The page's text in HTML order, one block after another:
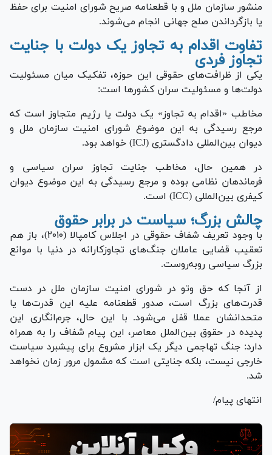
منشور سازمان ملل و با قطعنامه صریح شورای امنیت برای حفظ
یا بازگرداندن صلح جهانی انجام می‌شوند.
تفاوت اقدام به تجاوز یک دولت با جنایت
تجاوز فردی
یکی از ظرافت‌های حقوقی این حوزه، تفکیک میان مسئولیت
دولت‌ها و مسئولیت سران کشور‌ها است:
مخاطب «اقدام به تجاوز» یک دولت یا رژیم متجاوز است که
مرجع رسیدگی به این موضوع شورای امنیت سازمان ملل و
دیوان بین‌المللی دادگستری (ICJ) خواهد بود.
در همین حال، مخاطب جنایت تجاوز سران سیاسی و
فرماندهان نظامی بوده و مرجع رسیدگی به این موضوع دیوان
کیفری بین‌المللی (ICC) است.
چالش بزرگ؛ سیاست در برابر حقوق
با وجود تعریف شفاف حقوقی در اجلاس کامپالا (۲۰۱۰)، باز هم
تعقیب قضایی عاملان جنگ‌های تجاوزکارانه در دنیا با موانع
بزرگ سیاسی روبه‌روست.
از آنجا که حق وتو در شورای امنیت سازمان ملل در دست
قدرت‌های بزرگ است، صدور قطعنامه علیه این قدرت‌ها یا
متحدانشان عملا قفل می‌شود. با این حال، جرم‌انگاری این
پدیده در حقوق بین‌الملل معاصر، این پیام شفاف را به همراه
دارد: جنگ تهاجمی دیگر یک ابزار مشروع برای پیشبرد سیاست
خارجی نیست، بلکه جنایتی است که مشمول مرور زمان نخواهد
شد.
انتهای پیام/